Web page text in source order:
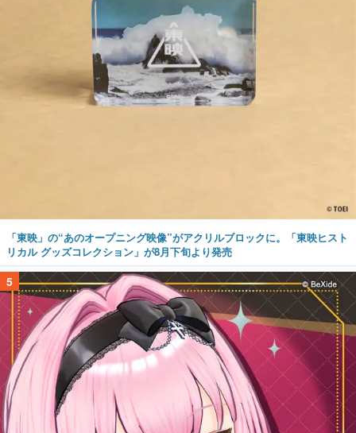
「東映」の“あのオープニング映像”がアクリルブロックに。「東映ヒスト
リカル グッズコレクション」が8月下旬より発売
5